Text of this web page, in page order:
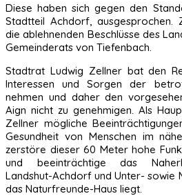
Diese haben sich gegen den
Stadtteil Achdorf, ausgesprochen.
die ablehnenden Beschlüsse des
Gemeinderats von Tiefenbach.
Stadtrat Ludwig Zellner bat den
Interessen und Sorgen der
nehmen und daher den
Aign nicht zu genehmigen. Als
Zellner mögliche
Gesundheit von Menschen im
zerstöre dieser 60 Meter hohe
und beeinträchtige das
Landshut-Achdorf und Unter- sowie
das Naturfreunde-Haus liegt.